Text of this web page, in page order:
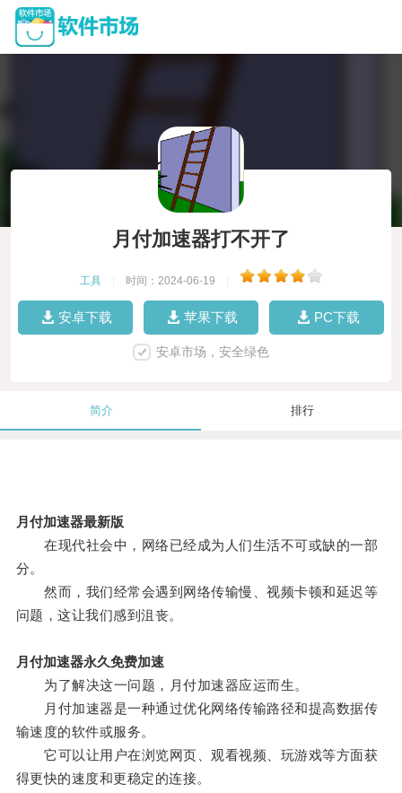
月付加速器打不开了
工具 时间：2024-06-19
安卓下载 苹果下载 PC下载
安卓市场，安全绿色
简介 排行
月付加速器最新版
在现代社会中，网络已经成为人们生活不可或缺的一部
分。
然而，我们经常会遇到网络传输慢、视频卡顿和延迟等
问题，这让我们感到沮丧。
月付加速器永久免费加速
为了解决这一问题，月付加速器应运而生。
月付加速器是一种通过优化网络传输路径和提高数据传
输速度的软件或服务。
它可以让用户在浏览网页、观看视频、玩游戏等方面获
得更快的速度和更稳定的连接。